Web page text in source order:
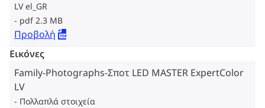
LV el_GR
pdf 2.3 MB
Προβολή
Εικόνες
Family-Photographs-Σποτ LED MASTER ExpertColor
LV
Πολλαπλά στοιχεία